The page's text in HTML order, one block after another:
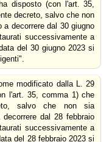
disposto (con l'art. 35,
decreto, salvo che non
decorrere dal 30 giugno
successivamente a
del 30 giugno 2023 si
modificato dalla L. 29
l'art. 35, comma 1) che
salvo che non sia
dal 28 febbraio
successivamente a
del 28 febbraio 2023 si